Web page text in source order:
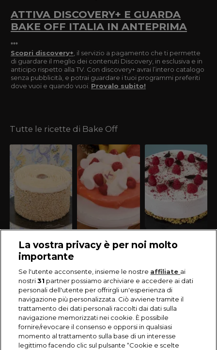
ATTIVA DISCOVERY+ E GUARDA
BAKE OFF ITALIA IN ANTEPRIMA
***
Scopri discovery+ , il servizio a pagamento che ti permette
di guardare il meglio dei contenuti Discovery, in esclusiva e in
anticipo rispetto alla TV. Con discovery+ avrai l’intero catalogo
senza pubblicità, e potrai guardare i tuoi programmi preferiti
dove vuoi e quando vuoi. Provalo subito!
Tutte le ricette di Bake Off
La vostra privacy è per noi molto
importante
Se l'utente acconsente, insieme le nostre affiliate ai
nostri31 partner possiamo archiviare e accedere ai dati
personali dell'utente per offrirgli un'esperienza di
navigazione più personalizzata. Ciò avviene tramite il
trattamento dei dati personali raccolti dai dati sulla
navigazione memorizzati nei cookie. È possibile
fornire/revocare il consenso e opporsi in qualsiasi
momento al trattamento sulla base di un interesse
legittimo facendo clic sul pulsante “Cookie e scelte